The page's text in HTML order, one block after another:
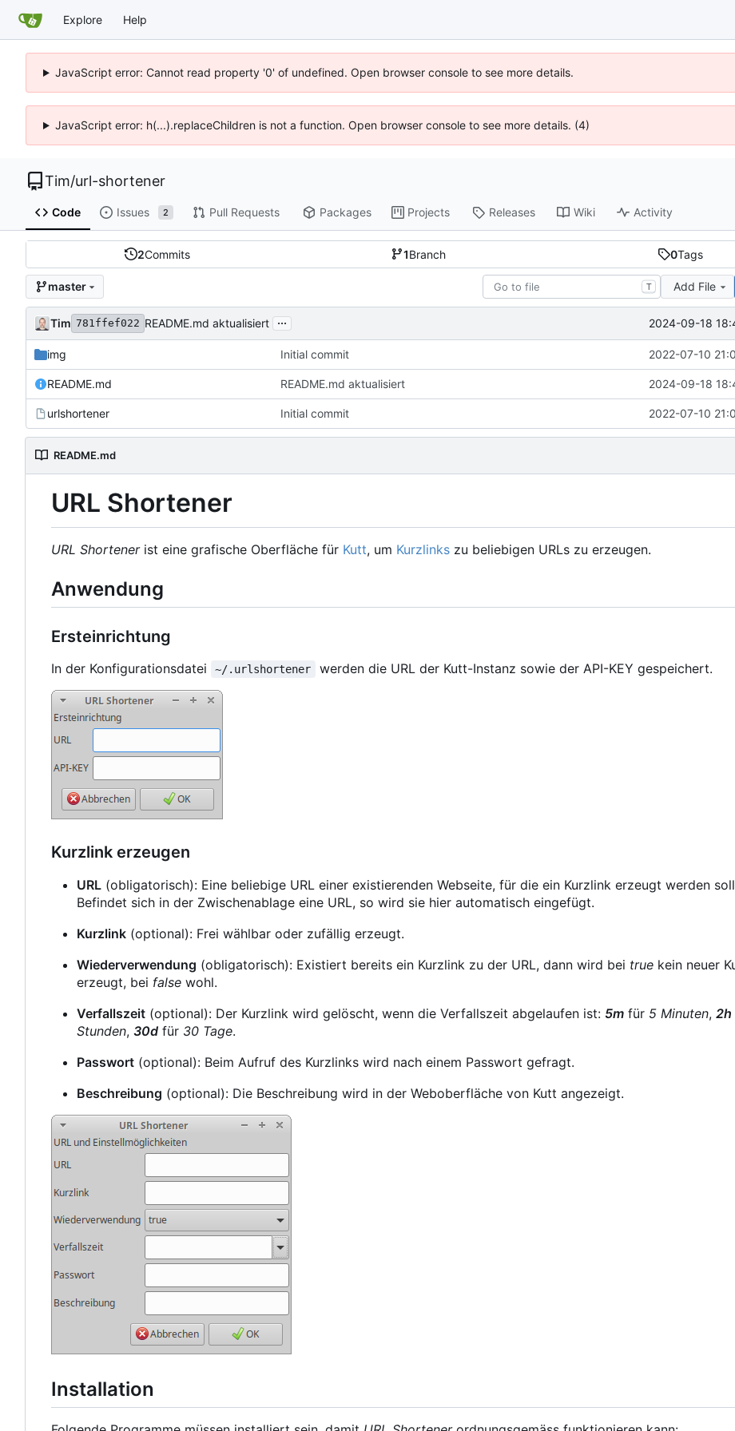
Explore Help
JavaScript error: Cannot read property '0' of undefined. Open browser console to see more details.
JavaScript error: h(...).replaceChildren is not a function. Open browser console to see more details. (4)
Tim/url-shortener
Code Issues 2 Pull Requests Packages Projects Releases Wiki Activity
2Commits 1Branch 0Tags
master T Add File
Tim 781ffef022 README.md aktualisiert ... 2024-09-18
img Initial commit 2022-07-10
README.md README.md aktualisiert 2024-09-18
urlshortener Initial commit 2022-07-10
README.md
URL Shortener
URL Shortenerist eine grafische Oberfläche für Kutt, um Kurzlinks zu beliebigen URLs zu erzeugen.
Anwendung
Ersteinrichtung
In der Konfigurationsdatei ~/.urlshortener werden die URL der Kutt-Instanz sowie der API-KEY gespeichert.
Kurzlink erzeugen
URL (obligatorisch): Eine beliebige URL einer existierenden Webseite, für die ein Kurzlink erzeugt werden
Befindet sich in der Zwischenablage eine URL, so wird sie hier automatisch eingefügt.
Kurzlink (optional): Frei wählbar oder zufällig erzeugt.
Wiederverwendung (obligatorisch): Existiert bereits ein Kurzlink zu der URL, dann wird bei true kein neuer
erzeugt, bei false wohl.
Verfallszeit (optional): Der Kurzlink wird gelöscht, wenn die Verfallszeit abgelaufen ist: 5m für 5 Minuten, 2h
Stunden, 30d für 30 Tage.
Passwort (optional): Beim Aufruf des Kurzlinks wird nach einem Passwort gefragt.
Beschreibung (optional): Die Beschreibung wird in der Weboberfläche von Kutt angezeigt.
Installation